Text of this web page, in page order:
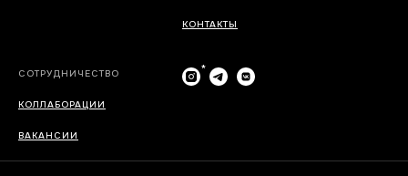
КОНТАКТЫ
СОТРУДНИЧЕСТВО
КОЛЛАБОРАЦИИ
ВАКАНСИИ
*